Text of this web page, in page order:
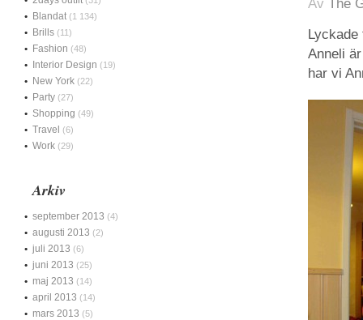
Av The
Anneli
har vi
Blandat (1 134)
Brills (11)
Fashion (48)
Interior Design (19)
New York (22)
Party (27)
Shopping (49)
Travel (6)
Work (29)
Arkiv
september 2013 (4)
augusti 2013 (2)
juli 2013 (6)
juni 2013 (25)
maj 2013 (14)
april 2013 (14)
mars 2013 (5)